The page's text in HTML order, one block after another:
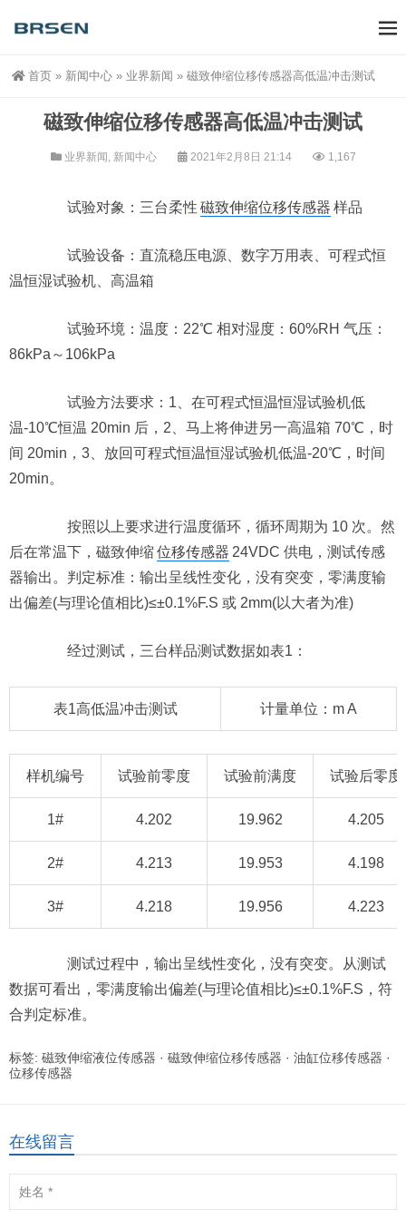
首页 » 新闻中心 » 业界新闻 » 磁致伸缩位移传感器高低温冲击测试
磁致伸缩位移传感器高低温冲击测试
业界新闻 , 新闻中心 2021年2月8日 21:14 1,167
试验对象：三台柔性 磁致伸缩位移传感器 样品
试验设备：直流稳压电源、数字万用表、可程式恒
温恒湿试验机、高温箱
试验环境：温度：22℃ 相对湿度：60%RH 气压：
86kPa～106kPa
试验方法要求：1、在可程式恒温恒湿试验机低
温-10℃恒温 20min 后，2、马上将伸进另一高温箱 70℃，时
间 20min，3、放回可程式恒温恒湿试验机低温-20℃，时间
20min。
按照以上要求进行温度循环，循环周期为 10 次。然
后在常温下，磁致伸缩位移传感器 24VDC 供电，测试传感
器输出。判定标准：输出呈线性变化，没有突变，零满度输
出偏差(与理论值相比)≤±0.1%F.S 或 2mm(以大者为准)
经过测试，三台样品测试数据如表1：
表1高低温冲击测试 计量单位：m A
样机编号 试验前零度 试验前满度 试验后零度
1# 4.202 19.962 4.205
2# 4.213 19.953 4.198
3# 4.218 19.956 4.223
测试过程中，输出呈线性变化，没有突变。从测试
数据可看出，零满度输出偏差(与理论值相比)≤±0.1%F.S，符
合判定标准。
标签: 磁致伸缩液位传感器 · 磁致伸缩位移传感器 · 油缸位移传感器 ·
位移传感器
在线留言